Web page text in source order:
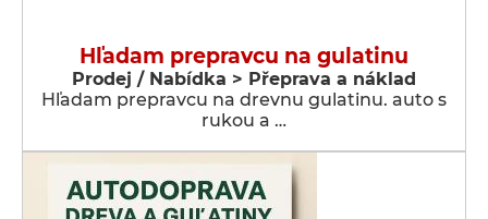
Hľadam prepravcu na gulatinu
Prodej / Nabídka > Přeprava a náklad
Hľadam prepravcu na drevnu gulatinu. auto s
rukou a …